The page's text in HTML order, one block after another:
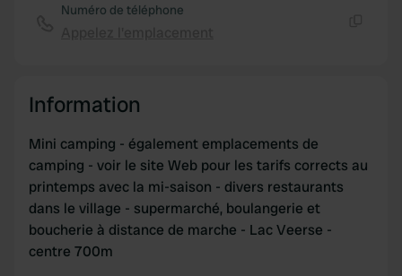
may combine it with other information that you’ve
Numéro de téléphone
Information
Mini camping - également emplacements de
camping - voir le site Web pour les tarifs corrects au
printemps avec la mi-saison - divers restaurants
dans le village - supermarché, boulangerie et
boucherie à distance de marche - Lac Veerse -
centre 700m